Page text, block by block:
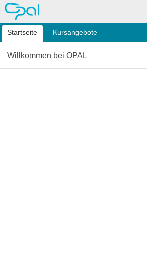
OPAL
Startseite Kursangebote
Willkommen bei OPAL